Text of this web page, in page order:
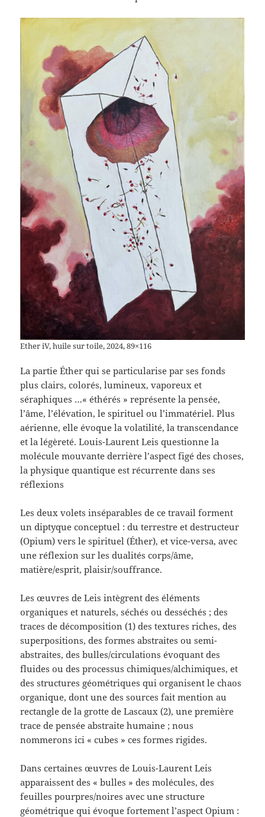
Ether iV, huile sur toile, 2024, 89×116
La partie Éther qui se particularise par ses fonds
plus clairs, colorés, lumineux, vaporeux et
séraphiques …« éthérés » représente la pensée,
l’âme, l’élévation, le spirituel ou l’immatériel. Plus
aérienne, elle évoque la volatilité, la transcendance
et la légèreté. Louis-Laurent Leis questionne la
molécule mouvante derrière l’aspect figé des choses,
la physique quantique est récurrente dans ses
réflexions
Les deux volets inséparables de ce travail forment
un diptyque conceptuel : du terrestre et destructeur
(Opium) vers le spirituel (Éther), et vice-versa, avec
une réflexion sur les dualités corps/âme,
matière/esprit, plaisir/souffrance.
Les œuvres de Leis intègrent des éléments
organiques et naturels, séchés ou desséchés ; des
traces de décomposition (1) des textures riches, des
superpositions, des formes abstraites ou semi-
abstraites, des bulles/circulations évoquant des
fluides ou des processus chimiques/alchimiques, et
des structures géométriques qui organisent le chaos
organique, dont une des sources fait mention au
rectangle de la grotte de Lascaux (2), une première
trace de pensée abstraite humaine ; nous
nommerons ici « cubes » ces formes rigides.
Dans certaines œuvres de Louis-Laurent Leis
apparaissent des « bulles » des molécules, des
feuilles pourpres/noires avec une structure
géométrique qui évoque fortement l’aspect Opium :